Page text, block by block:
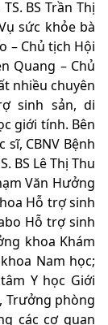
BS Trần Thị
sức khỏe bà
– Chủ tịch Hội
Quang – Chủ
nhiều chuyên
sinh sản, di
giới tính. Bên
CBNV Bệnh
BS Lê Thị Thu
Văn Hưởng
Hỗ trợ sinh
Hỗ trợ sinh
khoa Khám
Nam học;
Y học Giới
Trưởng phòng
các cơ quan